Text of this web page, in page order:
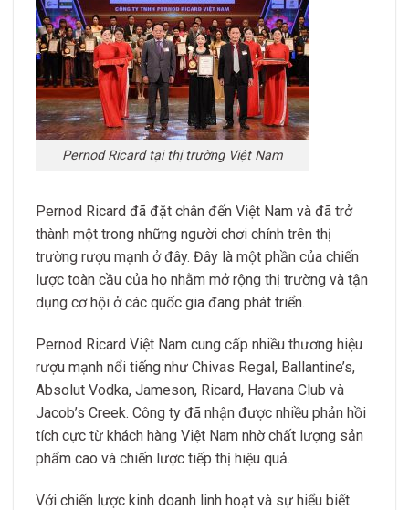
Pernod Ricard tại thị trường Việt Nam
Pernod Ricard đã đặt chân đến Việt Nam và đã trở
thành một trong những người chơi chính trên thị
trường rượu mạnh ở đây. Đây là một phần của chiến
lược toàn cầu của họ nhằm mở rộng thị trường và tận
dụng cơ hội ở các quốc gia đang phát triển.
Pernod Ricard Việt Nam cung cấp nhiều thương hiệu
rượu mạnh nổi tiếng như Chivas Regal, Ballantine’s,
Absolut Vodka, Jameson, Ricard, Havana Club và
Jacob’s Creek. Công ty đã nhận được nhiều phản hồi
tích cực từ khách hàng Việt Nam nhờ chất lượng sản
phẩm cao và chiến lược tiếp thị hiệu quả.
Với chiến lược kinh doanh linh hoạt và sự hiểu biết